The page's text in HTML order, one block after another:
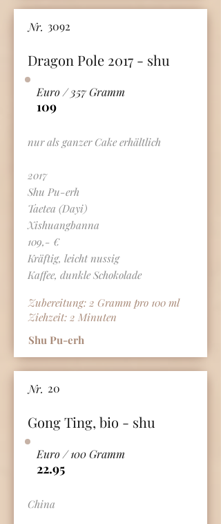
3092
Nr.
Dragon Pole 2017 - shu
109
Euro / 357 Gramm
nur als ganzer Cake erhältlich
2017
Shu Pu-erh
Taetea (Dayi)
Xishuangbanna
109,- €
Kräftig, leicht nussig
Kaffee, dunkle Schokolade
Zubereitung: 2 Gramm pro 100 ml
Ziehzeit: 2 Minuten
Shu Pu-erh
20
Nr.
Gong Ting, bio - shu
22.95
Euro / 100 Gramm
China